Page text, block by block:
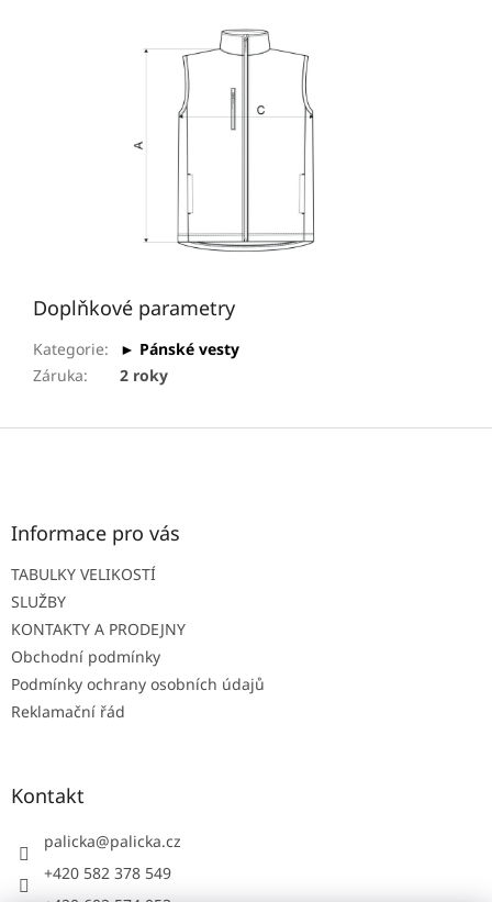
Doplňkové parametry
Kategorie:
► Pánské vesty
Záruka: 2 roky
Z
Informace pro vás
TABULKY VELIKOSTÍ
SLUŽBY
KONTAKTY A PRODEJNY
Obchodní podmínky
Podmínky ochrany osobních údajů
Reklamační řád
Kontakt
palicka@palicka.cz
+420 582 378 549